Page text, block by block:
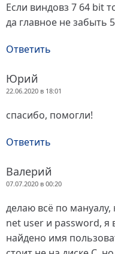
Если виндовз 7 64 bit
да главное не забыть
Ответить
Юрий
22.06.2020 в 18:01
спасибо, помогли!
Ответить
Валерий
07.07.2020 в 00:20
делаю всё по мануалу,
net user и password, я
найдено имя